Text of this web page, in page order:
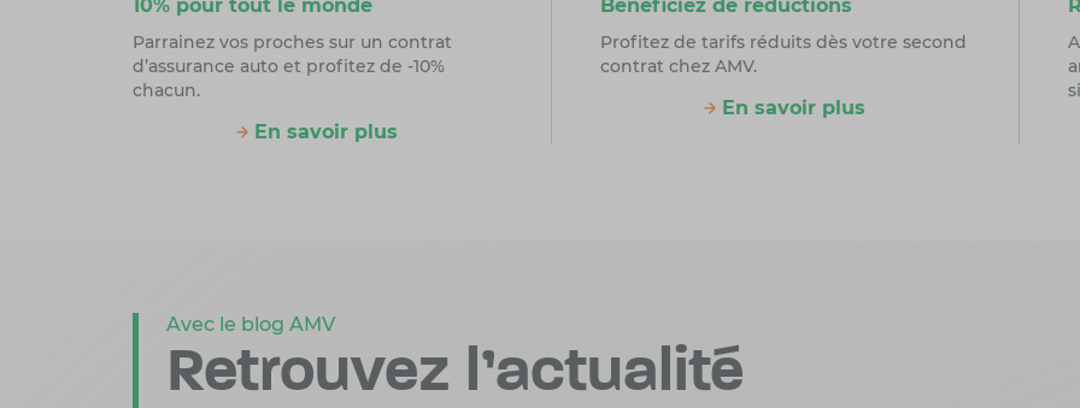
10% pour tout le monde
Parrainez vos proches sur un contrat
d’assurance auto et profitez de -10%
chacun.
En savoir plus
Bénéficiez de réductions
Profitez de tarifs réduits dès votre second
contrat chez AMV.
En savoir plus
Avec le blog AMV
Retrouvez l’actualité